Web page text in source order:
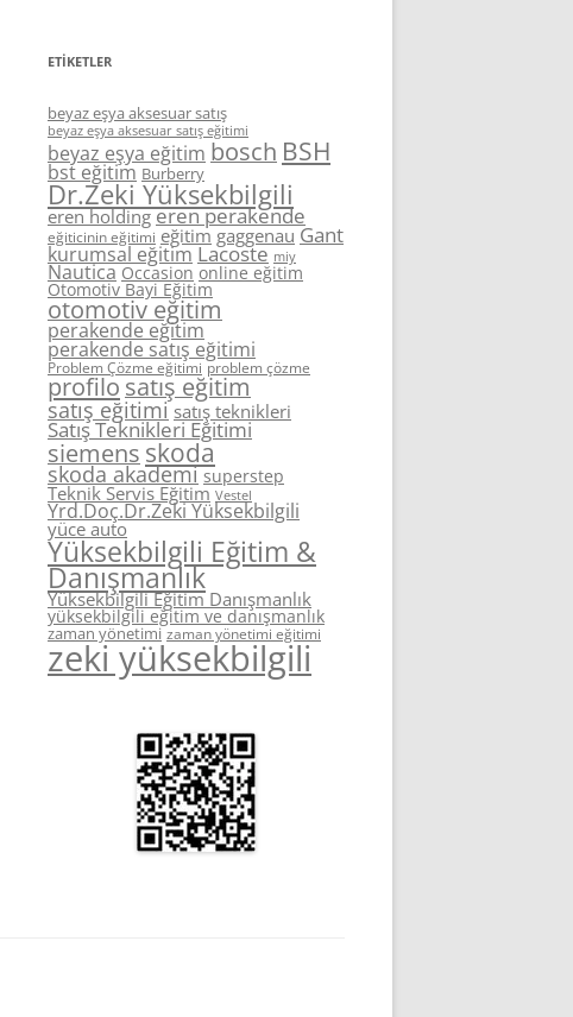
ETIKETLER
beyaz eşya aksesuar satış
beyaz eşya aksesuar satış eğitimi
beyaz eşya eğitim bosch BSH
bst eğitim Burberry
Dr.Zeki Yüksekbilgili
eren holding eren perakende
eğiticinin eğitimi eğitim gaggenau Gant
kurumsal eğitim Lacoste miy
Nautica Occasion online eğitim
Otomotiv Bayi Eğitim
otomotiv eğitim
perakende eğitim
perakende satış eğitimi
Problem Çözme eğitimi problem çözme
profilo satış eğitim
satış eğitimi satış teknikleri
Satış Teknikleri Eğitimi
siemens skoda
skoda akademi superstep
Teknik Servis Eğitim Vestel
Yrd.Doç.Dr.Zeki Yüksekbilgili
yüce auto
Yüksekbilgili Eğitim &
Danışmanlık
Yüksekbilgili Eğitim Danışmanlık
yüksekbilgili eğitim ve danışmanlık
zaman yönetimi zaman yönetimi eğitimi
zeki yüksekbilgili